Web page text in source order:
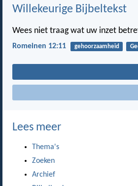
Willekeurige Bijbeltekst
Wees niet traag wat uw inzet
Romeinen 12:11 gehoorzaamheid
Lees meer
Thema's
Zoeken
Archief